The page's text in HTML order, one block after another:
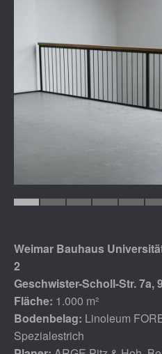
Weimar Bauhaus
2
Geschwister-Scholl-Str. 7a,
Fläche: 1.000 m²
Bodenbelag: Linoleum
Spezialestrich